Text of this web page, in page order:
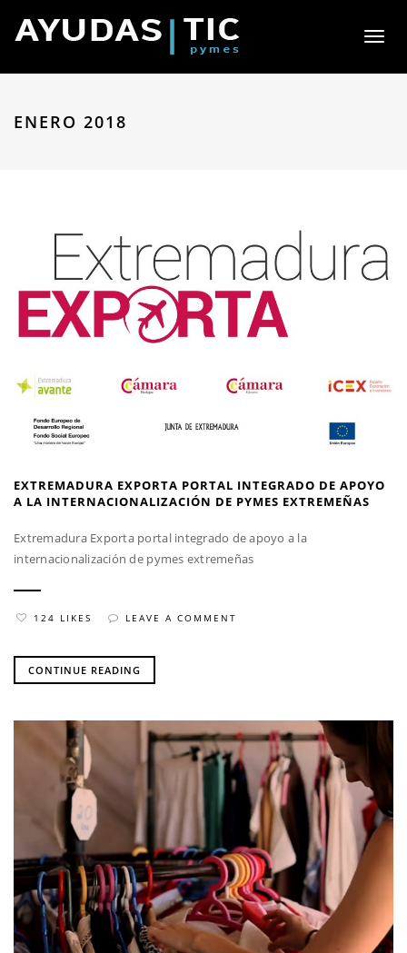
Toggle
ENERO 2018
EXTREMADURA EXPORTA PORTAL INTEGRADO DE APOYO
A LA INTERNACIONALIZACIÓN DE PYMES EXTREMEÑAS
Extremadura Exporta portal integrado de apoyo a la
internacionalización de pymes extremeñas
124 LIKES LEAVE A COMMENT
CONTINUE READING